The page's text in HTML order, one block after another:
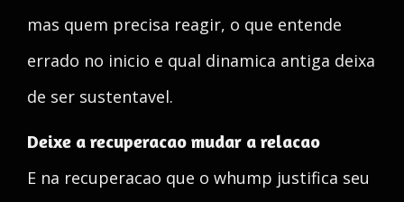
mas quem precisa reagir, o que entende
errado no inicio e qual dinamica antiga deixa
de ser sustentavel.
Deixe a recuperacao mudar a relacao
E na recuperacao que o whump justifica seu